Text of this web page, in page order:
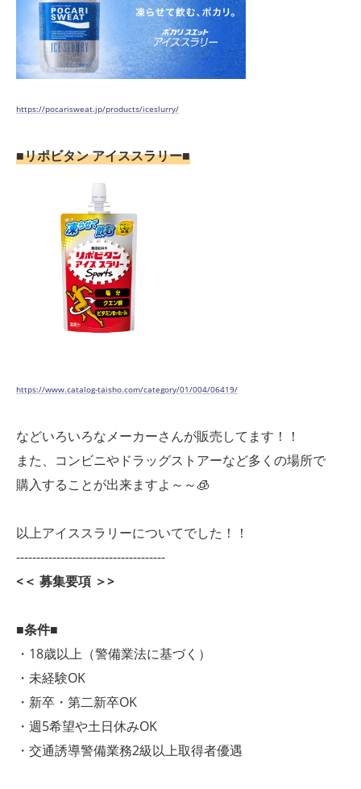
https://pocarisweat.jp/products/iceslurry/
■リポビタン アイススラリー■
https://www.catalog-taisho.com/category/01/004/06419/
などいろいろなメーカーさんが販売してます！！
また、コンビニやドラッグストアーなど多くの場所で
購入することが出来ますよ～～🧊
以上アイススラリーについてでした！！
-------------------------------------
<＜ 募集要項 ＞>
■条件■
・18歳以上（警備業法に基づく）
・未経験OK
・新卒・第二新卒OK
・週5希望や土日休みOK
・交通誘導警備業務2級以上取得者優遇